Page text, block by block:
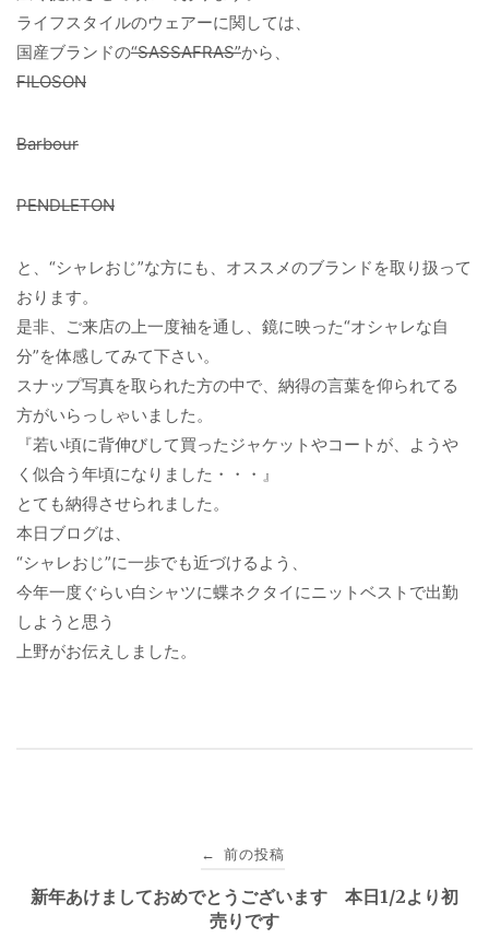
ライフスタイルのウェアーに関しては、
国産ブランドの“SASSAFRAS”から、
FILOSON
Barbour
PENDLETON
と、“シャレおじ”な方にも、オススメのブランドを取り扱って
おります。
是非、ご来店の上一度袖を通し、鏡に映った“オシャレな自
分”を体感してみて下さい。
スナップ写真を取られた方の中で、納得の言葉を仰られてる
方がいらっしゃいました。
『若い頃に背伸びして買ったジャケットやコートが、ようや
く似合う年頃になりました・・・』
とても納得させられました。
本日ブログは、
“シャレおじ”に一歩でも近づけるよう、
今年一度ぐらい白シャツに蝶ネクタイにニットベストで出勤
しようと思う
上野がお伝えしました。
稿
← 前の投稿
新年あけましておめでとうございます 本日1/2より初
売りです